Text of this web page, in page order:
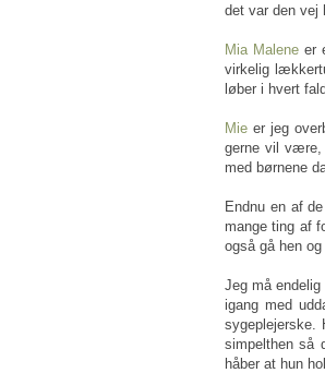
det var den vej
Mia Malene er
virkelig
løber i hvert
Mie er jeg
gerne vil være,
med børnene
Endnu en af
mange ting af
også gå hen
Jeg må
igang med
sygeplejerske.
simpelthen så
håber at hun